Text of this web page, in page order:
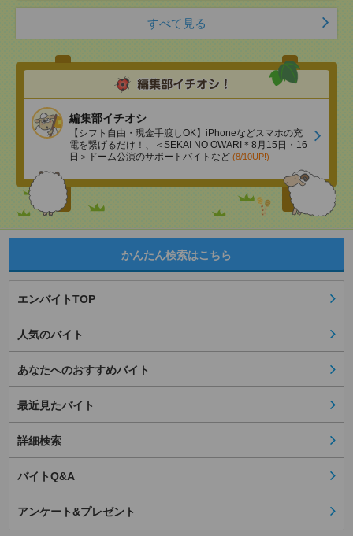
すべて見る
編集部イチオシ
【シフト自由・現金手渡しOK】iPhoneなどスマホの充
電を繋げるだけ！、＜SEKAI NO OWARI＊8月15日・16
日＞ドーム公演のサポートバイトなど (8/10UP!)
かんたん検索はこちら
エンバイトTOP
人気のバイト
あなたへのおすすめバイト
最近見たバイト
詳細検索
バイトQ&A
アンケート&プレゼント